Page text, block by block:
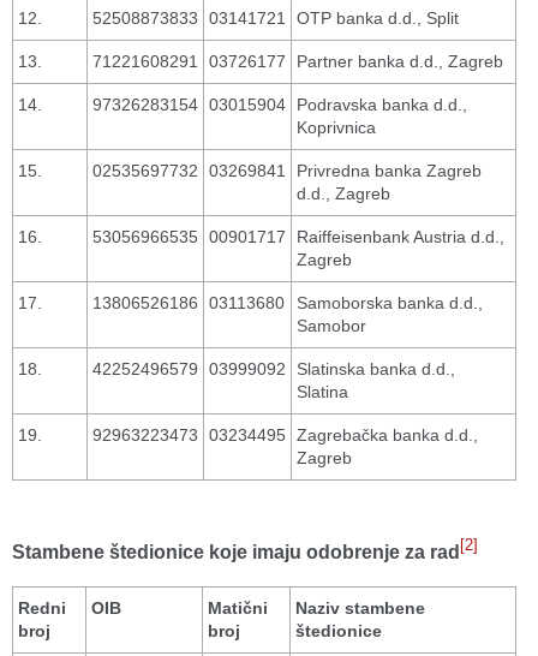
12. 52508873833 03141721 OTP banka d.d., Split
13. 71221608291 03726177 Partner banka d.d., Zagreb
14. 97326283154 03015904
Podravska banka d.d.,
Koprivnica
15. 02535697732 03269841
Privredna banka Zagreb
d.d., Zagreb
16. 53056966535 00901717
Raiffeisenbank Austria d.d.,
Zagreb
17. 13806526186 03113680
Samoborska banka d.d.,
Samobor
18. 42252496579 03999092
Slatinska banka d.d.,
Slatina
19. 92963223473 03234495 Zagrebačka banka d.d.,
Zagreb
Stambene štedionice koje imaju odobrenje za rad [2]
Redni
broj
OIB
Matični
broj
Naziv stambene
štedionice